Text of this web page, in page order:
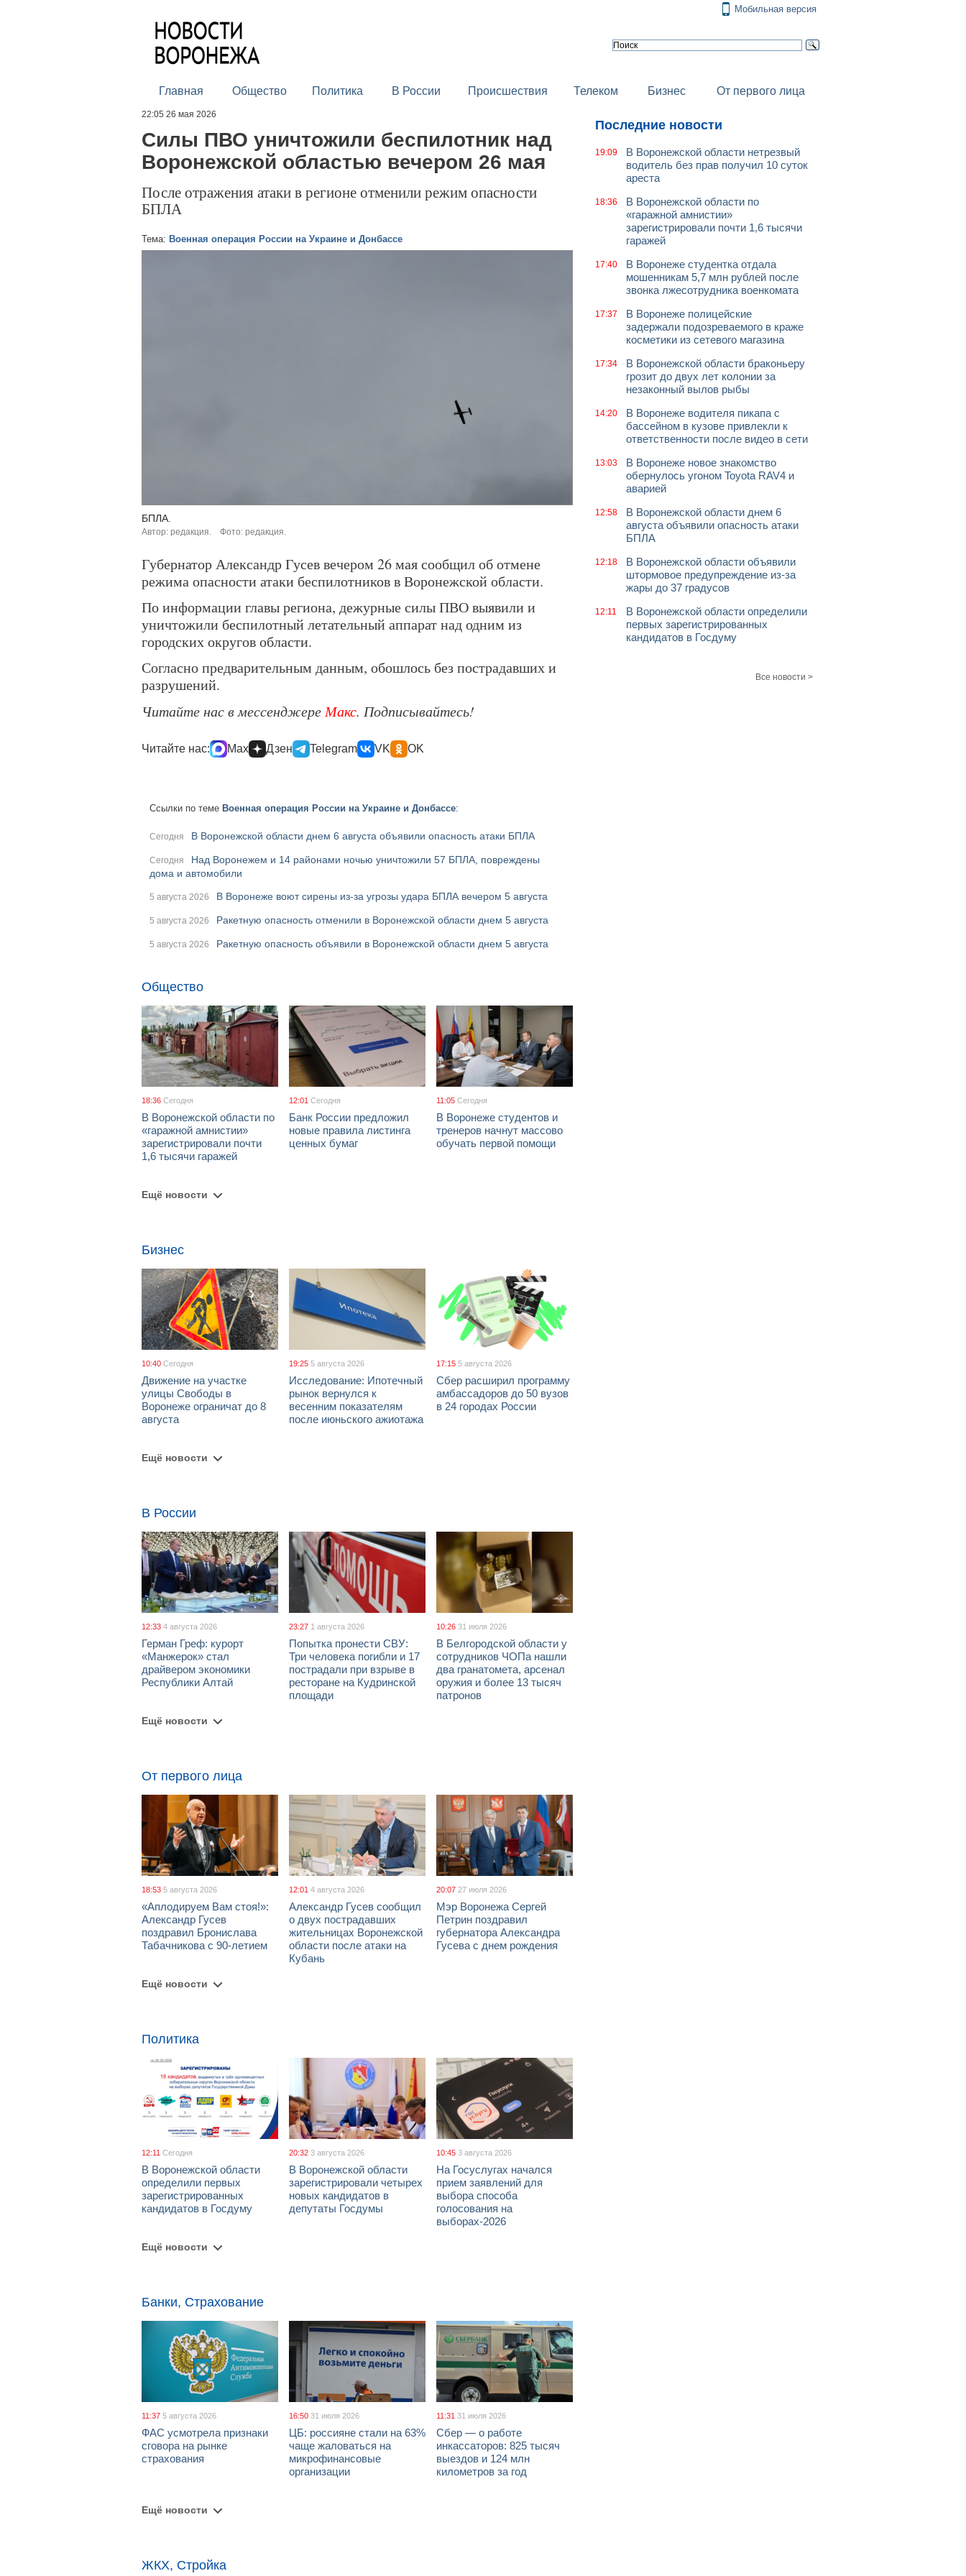
Мобильная версия
Главная Общество Политика В России Происшествия Телеком Бизнес От первого лица
22:05 26 мая 2026
Силы ПВО уничтожили беспилотник над
Воронежской областью вечером 26 мая
После отражения атаки в регионе отменили режим опасности
БПЛА
Тема: Военная операция России на Украине и Донбассе
БПЛА.
Автор: редакция. Фото: редакция.
Губернатор Александр Гусев вечером 26 мая сообщил об отмене
режима опасности атаки беспилотников в Воронежской области.
По информации главы региона, дежурные силы ПВО выявили и
уничтожили беспилотный летательный аппарат над одним из
городских округов области.
Согласно предварительным данным, обошлось без пострадавших и
разрушений.
Читайте нас в мессенджере Макс. Подписывайтесь!
Читайте нас: Max Дзен Telegram VK OK
Ссылки по теме Военная операция России на Украине и Донбассе:
Сегодня В Воронежской области днем 6 августа объявили опасность атаки БПЛА
Сегодня
Над Воронежем и 14 районами ночью уничтожили 57 БПЛА, повреждены
дома и автомобили
5 августа 2026 В Воронеже воют сирены из-за угрозы удара БПЛА вечером 5 августа
5 августа 2026 Ракетную опасность отменили в Воронежской области днем 5 августа
5 августа 2026 Ракетную опасность объявили в Воронежской области днем 5 августа
Общество
18:36 Сегодня
В Воронежской области по
«гаражной амнистии»
зарегистрировали почти
1,6 тысячи гаражей
12:01 Сегодня
Банк России предложил
новые правила листинга
ценных бумаг
11:05 Сегодня
В Воронеже студентов и
тренеров начнут массово
обучать первой помощи
Ещё новости
Бизнес
10:40 Сегодня
Движение на участке
улицы Свободы в
Воронеже ограничат до 8
августа
19:25 5 августа 2026
Исследование: Ипотечный
рынок вернулся к
весенним показателям
после июньского ажиотажа
17:15 5 августа 2026
Сбер расширил программу
амбассадоров до 50 вузов
в 24 городах России
Ещё новости
В России
12:33 4 августа 2026
Герман Греф: курорт
«Манжерок» стал
драйвером экономики
Республики Алтай
23:27 1 августа 2026
Попытка пронести СВУ:
Три человека погибли и 17
пострадали при взрыве в
ресторане на Кудринской
площади
10:26 31 июля 2026
В Белгородской области у
сотрудников ЧОПа нашли
два гранатомета, арсенал
оружия и более 13 тысяч
патронов
Ещё новости
От первого лица
18:53 5 августа 2026
«Аплодируем Вам стоя!»:
Александр Гусев
поздравил Бронислава
Табачникова с 90-летием
12:01 4 августа 2026
Александр Гусев сообщил
о двух пострадавших
жительницах Воронежской
области после атаки на
Кубань
20:07 27 июля 2026
Мэр Воронежа Сергей
Петрин поздравил
губернатора Александра
Гусева с днем рождения
Ещё новости
Политика
12:11 Сегодня
В Воронежской области
определили первых
зарегистрированных
кандидатов в Госдуму
20:32 3 августа 2026
В Воронежской области
зарегистрировали четырех
новых кандидатов в
депутаты Госдумы
10:45 3 августа 2026
На Госуслугах начался
прием заявлений для
выбора способа
голосования на
выборах-2026
Ещё новости
Банки, Страхование
11:37 5 августа 2026
ФАС усмотрела признаки
сговора на рынке
страхования
16:50 31 июля 2026
ЦБ: россияне стали на 63%
чаще жаловаться на
микрофинансовые
организации
11:31 31 июля 2026
Сбер — о работе
инкассаторов: 825 тысяч
выездов и 124 млн
километров за год
Ещё новости
ЖКХ, Стройка
Последние новости
19:09
В Воронежской области нетрезвый
водитель без прав получил 10 суток
ареста
18:36
В Воронежской области по
«гаражной амнистии»
зарегистрировали почти 1,6 тысячи
гаражей
17:40
В Воронеже студентка отдала
мошенникам 5,7 млн рублей после
звонка лжесотрудника военкомата
17:37
В Воронеже полицейские
задержали подозреваемого в краже
косметики из сетевого магазина
17:34
В Воронежской области браконьеру
грозит до двух лет колонии за
незаконный вылов рыбы
14:20
В Воронеже водителя пикапа с
бассейном в кузове привлекли к
ответственности после видео в сети
13:03
В Воронеже новое знакомство
обернулось угоном Toyota RAV4 и
аварией
12:58
В Воронежской области днем 6
августа объявили опасность атаки
БПЛА
12:18
В Воронежской области объявили
штормовое предупреждение из-за
жары до 37 градусов
12:11
В Воронежской области определили
первых зарегистрированных
кандидатов в Госдуму
Все новости >